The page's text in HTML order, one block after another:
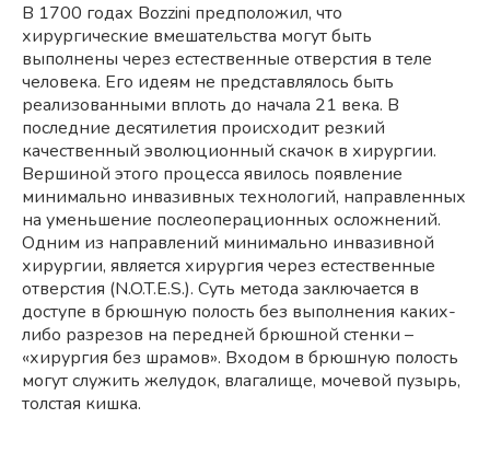
В 1700 годах Bozzini предположил, что
хирургические вмешательства могут быть
выполнены через естественные отверстия в теле
человека. Его идеям не представлялось быть
реализованными вплоть до начала 21 века. В
последние десятилетия происходит резкий
качественный эволюционный скачок в хирургии.
Вершиной этого процесса явилось появление
минимально инвазивных технологий, направленных
на уменьшение послеоперационных осложнений.
Одним из направлений минимально инвазивной
хирургии, является хирургия через естественные
отверстия (N.O.T.E.S.). Суть метода заключается в
доступе в брюшную полость без выполнения каких-
либо разрезов на передней брюшной стенки –
«хирургия без шрамов». Входом в брюшную полость
могут служить желудок, влагалище, мочевой пузырь,
толстая кишка.